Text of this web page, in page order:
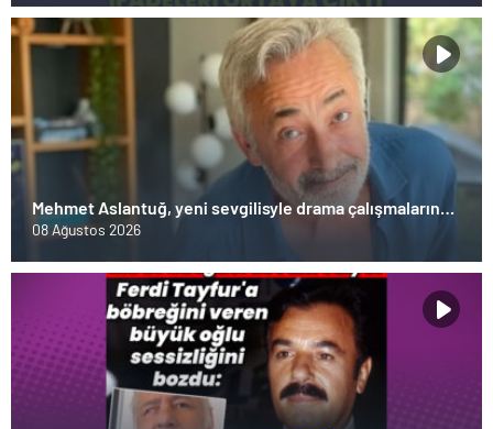
Mehmet Aslantuğ, yeni sevgilisyle drama çalışmalarında
tanıştı – Magazin haberleri
08 Ağustos 2026